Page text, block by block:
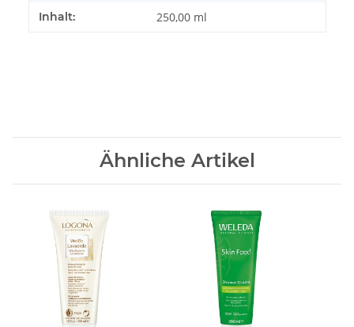
Inhalt: 250,00 ml
Ähnliche Artikel